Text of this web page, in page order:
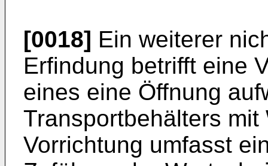
[0018] Ein weiterer
Erfindung betrifft eine
eines eine Öffnung
Transportbehälters
Vorrichtung umfasst